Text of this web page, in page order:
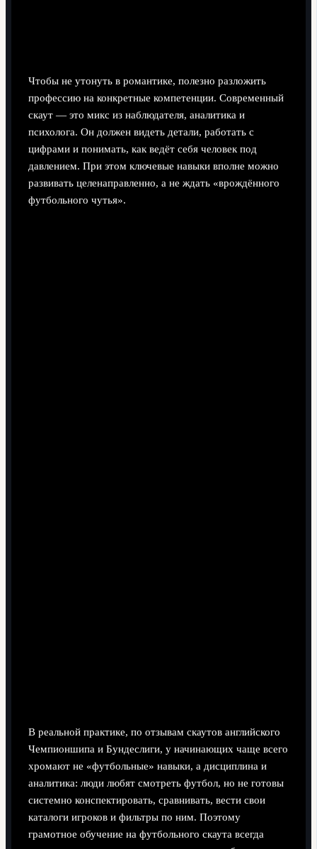
Чтобы не утонуть в романтике, полезно разложить
профессию на конкретные компетенции. Современный
скаут — это микс из наблюдателя, аналитика и
психолога. Он должен видеть детали, работать с
цифрами и понимать, как ведёт себя человек под
давлением. При этом ключевые навыки вполне можно
развивать целенаправленно, а не ждать «врождённого
футбольного чутья».
В реальной практике, по отзывам скаутов английского
Чемпионшипа и Бундеслиги, у начинающих чаще всего
хромают не «футбольные» навыки, а дисциплина и
аналитика: люди любят смотреть футбол, но не готовы
системно конспектировать, сравнивать, вести свои
каталоги игроков и фильтры по ним. Поэтому
грамотное обучение на футбольного скаута всегда